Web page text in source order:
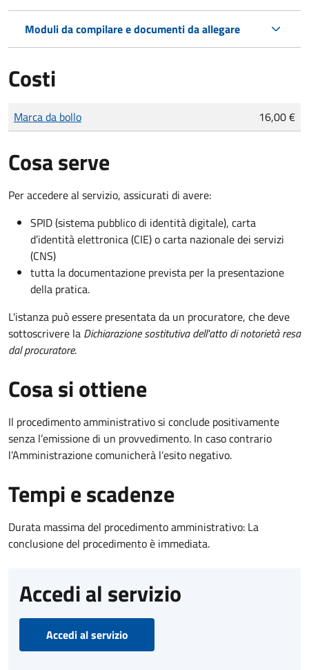
Moduli da compilare e documenti da allegare
Costi
Tipo di pagamento
Importo
Marca da bollo 16,00 €
Cosa serve
Per accedere al servizio, assicurati di avere:
SPID (sistema pubblico di identità digitale), carta
d’identità elettronica (CIE) o carta nazionale dei servizi
(CNS)
tutta la documentazione prevista per la presentazione
della pratica.
L'istanza può essere presentata da un procuratore, che deve
sottoscrivere la Dichiarazione sostitutiva dell'atto di notorietà resa
dal procuratore.
Cosa si ottiene
Il procedimento amministrativo si conclude positivamente
senza l’emissione di un provvedimento. In caso contrario
l’Amministrazione comunicherà l’esito negativo.
Tempi e scadenze
Durata massima del procedimento amministrativo: La
conclusione del procedimento è immediata.
Accedi al servizio
Accedi al servizio